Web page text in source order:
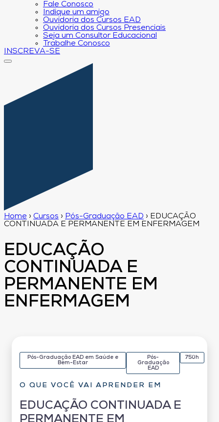
Fale Conosco
Indique um amigo
Ouvidoria dos Cursos EAD
Ouvidoria dos Cursos Presenciais
Seja um Consultor Educacional
Trabalhe Conosco
INSCREVA-SE
Home › Cursos › Pós-Graduação EAD › EDUCAÇÃO
CONTINUADA E PERMANENTE EM ENFERMAGEM
EDUCAÇÃO
CONTINUADA E
PERMANENTE EM
ENFERMAGEM
Pós-Graduação EAD em Saúde e
Bem-Estar
Pós-
Graduação
EAD
750h
O QUE VOCÊ VAI APRENDER EM
EDUCAÇÃO CONTINUADA E
PERMANENTE EM